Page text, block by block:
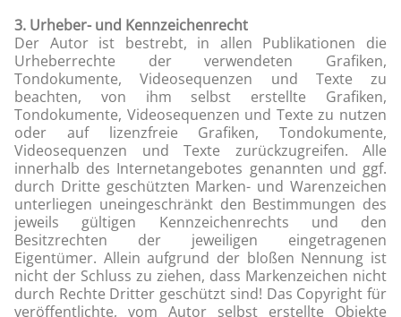
3. Urheber- und Kennzeichenrecht
Der Autor ist bestrebt, in allen Publikationen die
Urheberrechte der verwendeten Grafiken,
Tondokumente, Videosequenzen und Texte zu
beachten, von ihm selbst erstellte Grafiken,
Tondokumente, Videosequenzen und Texte zu nutzen
oder auf lizenzfreie Grafiken, Tondokumente,
Videosequenzen und Texte zurückzugreifen. Alle
innerhalb des Internetangebotes genannten und ggf.
durch Dritte geschützten Marken- und Warenzeichen
unterliegen uneingeschränkt den Bestimmungen des
jeweils gültigen Kennzeichenrechts und den
Besitzrechten der jeweiligen eingetragenen
Eigentümer. Allein aufgrund der bloßen Nennung ist
nicht der Schluss zu ziehen, dass Markenzeichen nicht
durch Rechte Dritter geschützt sind! Das Copyright für
veröffentlichte, vom Autor selbst erstellte Objekte